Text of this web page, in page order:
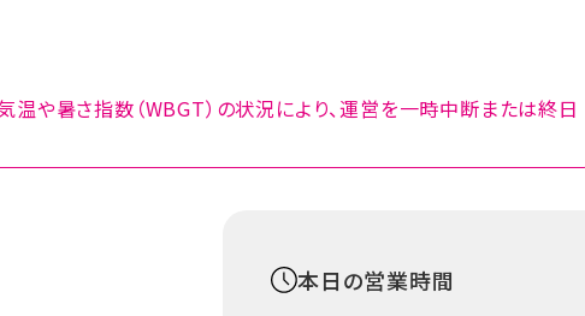
温や暑さ指数（WBGT）の状況により、運営を一時中断または終日
本日の営業時間